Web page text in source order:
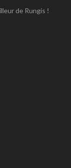
de Rungis !